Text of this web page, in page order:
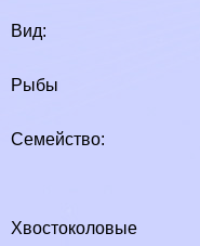
Вид:
Рыбы
Семейство:
Хвостоколовые